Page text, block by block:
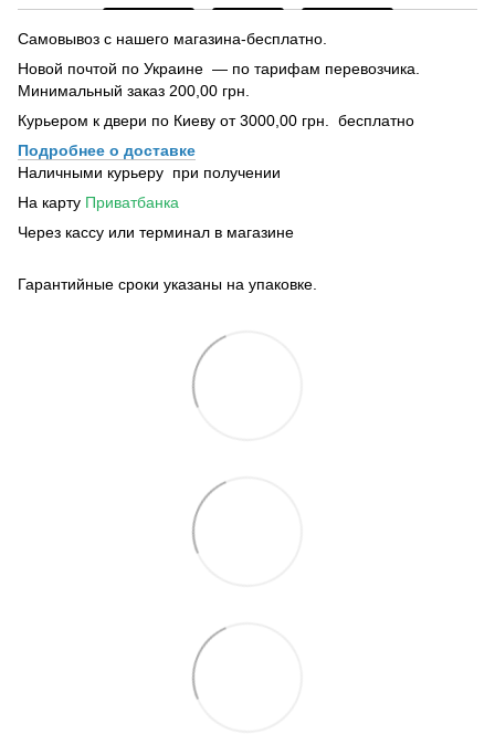
Самовывоз с нашего магазина-бесплатно.
Новой почтой по Украине — по тарифам перевозчика.
Минимальный заказ 200,00 грн.
Курьером к двери по Киеву от 3000,00 грн. бесплатно
Подробнее о доставке
Наличными курьеру при получении
На карту Приватбанка
Через кассу или терминал в магазине
Гарантийные сроки указаны на упаковке.